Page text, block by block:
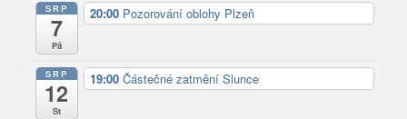
SRP
7
Pá
20:00 Pozorování oblohy Plzeň
SRP
12
St
19:00 Částečné zatmění Slunce